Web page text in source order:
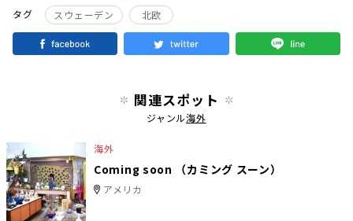
タグ
スウェーデン 北欧
関連スポット
ジャンル海外
海外
Coming soon （カミング スーン）
アメリカ